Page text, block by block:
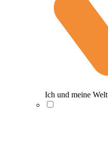
Ich und meine Welt